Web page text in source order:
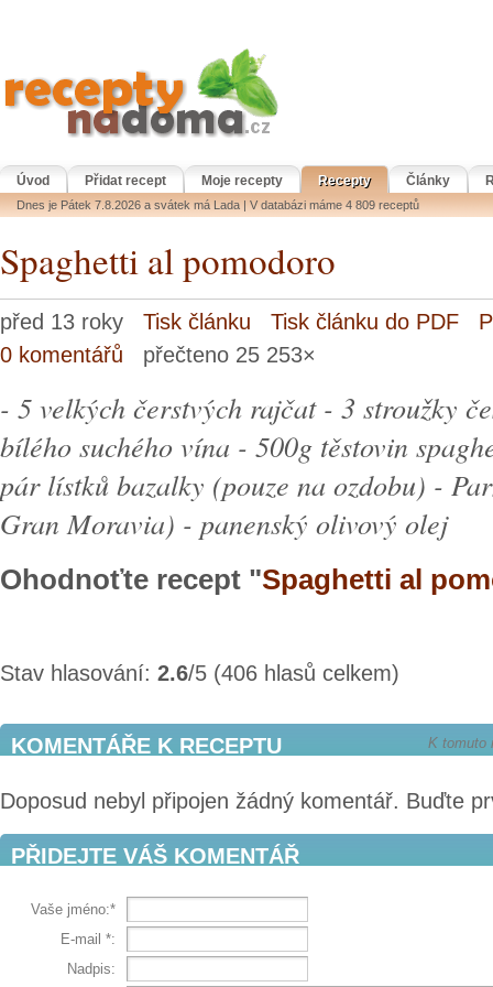
Úvod Přidat recept Moje recepty Recepty Články
Dnes je Pátek 7.8.2026 a svátek má Lada | V databázi máme 4 809 receptů
Spaghetti al pomodoro
před 13 roky Tisk článku Tisk článku do PDF
0 komentářů přečteno 25 253×
- 5 velkých čerstvých rajčat - 3 stroužky
bílého suchého vína - 500g těstovin
pár lístků bazalky (pouze na ozdobu) -
Gran Moravia) - panenský olivový olej
Ohodnoťte recept "Spaghetti al
Stav hlasování: 2.6/5 (406 hlasů celkem)
KOMENTÁŘE K RECEPTU K tomuto
Doposud nebyl připojen žádný komentář. Buďte
PŘIDEJTE VÁŠ KOMENTÁŘ
Vaše jméno:*
E-mail *:
Nadpis: